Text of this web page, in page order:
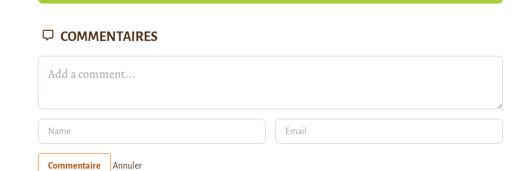
COMMENTAIRES
Commentaire Annuler